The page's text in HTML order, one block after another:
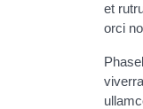
et
orci